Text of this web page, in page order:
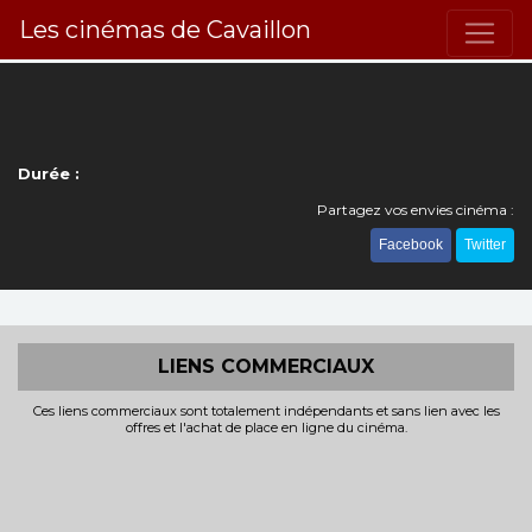
Les cinémas de Cavaillon
Durée :
Partagez vos envies cinéma :
Facebook Twitter
LIENS COMMERCIAUX
Ces liens commerciaux sont totalement indépendants et sans lien avec les
offres et l'achat de place en ligne du cinéma.